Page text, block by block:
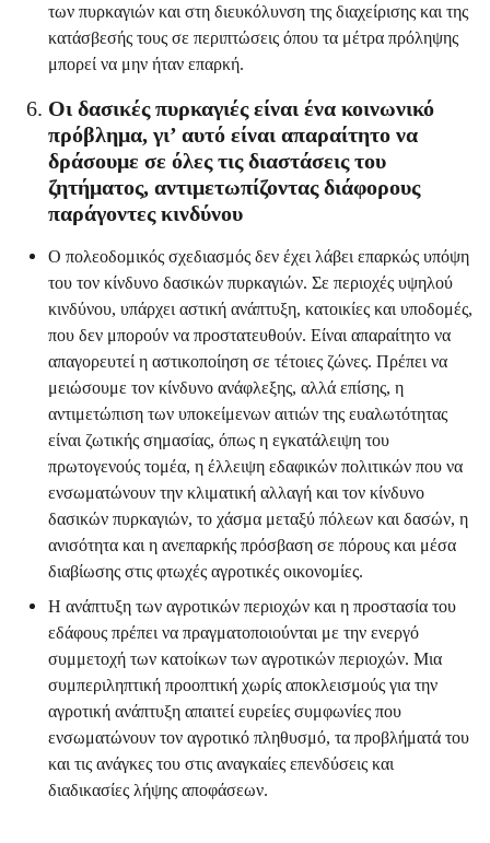
των πυρκαγιών και στη διευκόλυνση της διαχείρισης και της
κατάσβεσής τους σε περιπτώσεις όπου τα μέτρα πρόληψης
μπορεί να μην ήταν επαρκή.
Οι δασικές πυρκαγιές είναι ένα κοινωνικό
πρόβλημα, γι’ αυτό είναι απαραίτητο να
δράσουμε σε όλες τις διαστάσεις του
ζητήματος, αντιμετωπίζοντας διάφορους
παράγοντες κινδύνου
Ο πολεοδομικός σχεδιασμός δεν έχει λάβει επαρκώς υπόψη
του τον κίνδυνο δασικών πυρκαγιών. Σε περιοχές υψηλού
κινδύνου, υπάρχει αστική ανάπτυξη, κατοικίες και υποδομές,
που δεν μπορούν να προστατευθούν. Είναι απαραίτητο να
απαγορευτεί η αστικοποίηση σε τέτοιες ζώνες. Πρέπει να
μειώσουμε τον κίνδυνο ανάφλεξης, αλλά επίσης, η
αντιμετώπιση των υποκείμενων αιτιών της ευαλωτότητας
είναι ζωτικής σημασίας, όπως η εγκατάλειψη του
πρωτογενούς τομέα, η έλλειψη εδαφικών πολιτικών που να
ενσωματώνουν την κλιματική αλλαγή και τον κίνδυνο
δασικών πυρκαγιών, το χάσμα μεταξύ πόλεων και δασών, η
ανισότητα και η ανεπαρκής πρόσβαση σε πόρους και μέσα
διαβίωσης στις φτωχές αγροτικές οικονομίες.
Η ανάπτυξη των αγροτικών περιοχών και η προστασία του
εδάφους πρέπει να πραγματοποιούνται με την ενεργό
συμμετοχή των κατοίκων των αγροτικών περιοχών. Μια
συμπεριληπτική προοπτική χωρίς αποκλεισμούς για την
αγροτική ανάπτυξη απαιτεί ευρείες συμφωνίες που
ενσωματώνουν τον αγροτικό πληθυσμό, τα προβλήματά του
και τις ανάγκες του στις αναγκαίες επενδύσεις και
διαδικασίες λήψης αποφάσεων.